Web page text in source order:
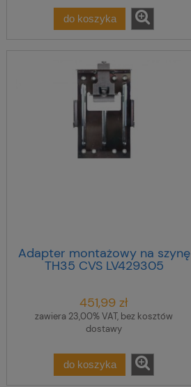
do koszyka
Adapter montażowy na szynę
TH35 CVS LV429305
451,99 zł
zawiera 23,00% VAT, bez kosztów
dostawy
do koszyka